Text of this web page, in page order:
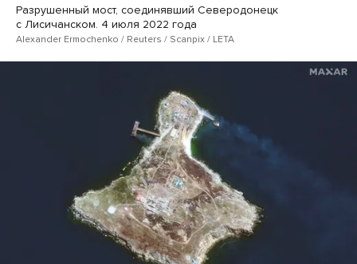
Разрушенный мост, соединявший Северодонецк
с Лисичанском. 4 июля 2022 года
Alexander Ermochenko / Reuters / Scanpix / LETA